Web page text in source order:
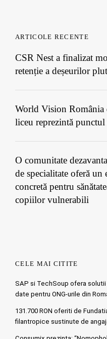
ARTICOLE RECENTE
CSR Nest a finalizat
retenție a deșeurilor
World Vision România
liceu reprezintă
O comunitate
de specialitate oferă
concretă pentru
copiilor vulnerabili
CELE MAI CITITE
SAP si TechSoup ofera
date pentru ONG-urile din
131.700 RON oferiti de
filantropice sustinute de